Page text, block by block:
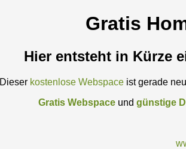
Gratis
Hier entsteht in Kürze
Dieser kostenlose Webspace ist gerade
Gratis Webspace und günstige